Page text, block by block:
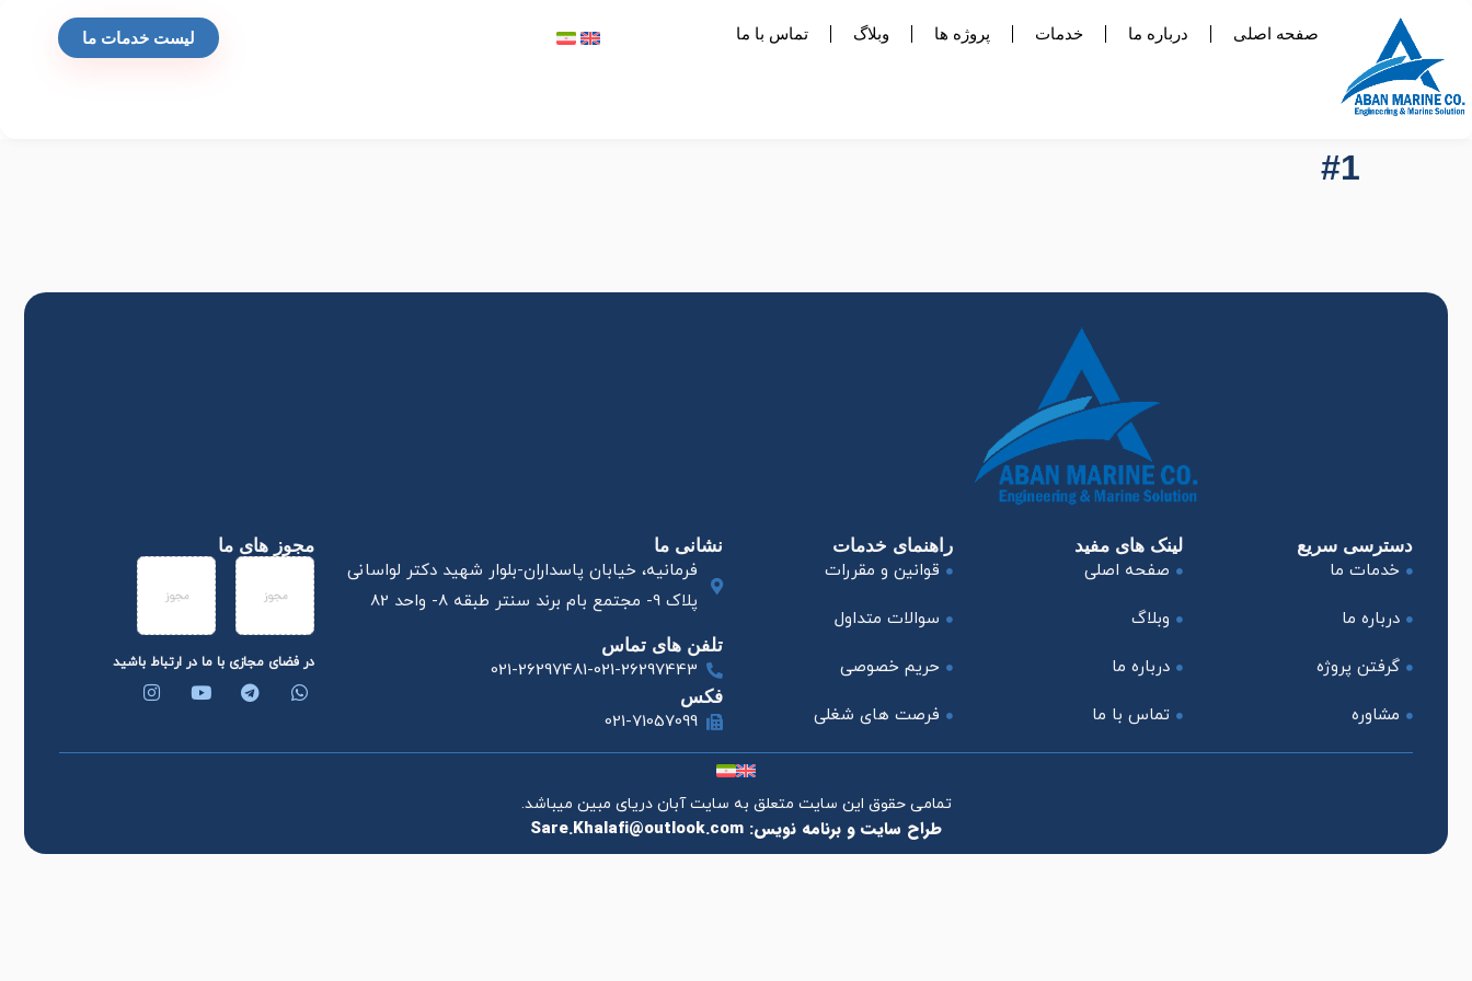
صفحه اصلی درباره ما خدمات پروژه ها وبلاگ تماس با ما لیست خدمات ما
#1
دسترسی سریع
خدمات ما
درباره ما
گرفتن پروژه
مشاوره
لینک های مفید
صفحه اصلی
وبلاگ
درباره ما
تماس با ما
راهنمای خدمات
قوانین و مقررات
سوالات متداول
حریم خصوصی
فرصت های شغلی
نشانی ما
فرمانیه، خیابان پاسداران-بلوار شهید دکتر لواسانی
پلاک 9- مجتمع بام برند سنتر طبقه 8- واحد 82
تلفن های تماس
021-26297481-021-26297443
فکس
021-71057099
مجوز های ما
در فضای مجازی با ما در ارتباط باشید
تمامی حقوق این سایت متعلق به سایت آبان دریای مبین میباشد.
طراح سایت و برنامه نویس: Sare.Khalafi@outlook.com